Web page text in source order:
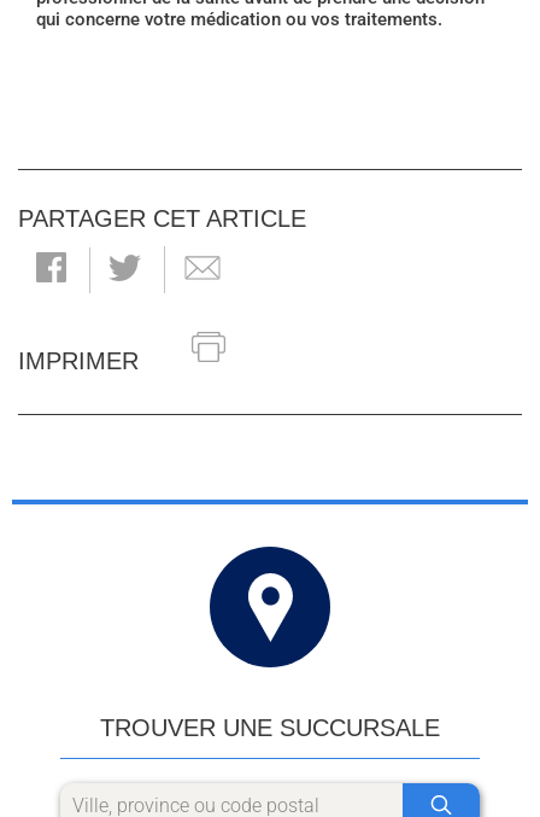
qui concerne votre médication ou vos traitements.
PARTAGER CET ARTICLE
IMPRIMER
TROUVER UNE SUCCURSALE